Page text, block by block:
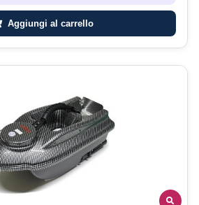
Aggiungi al carrello